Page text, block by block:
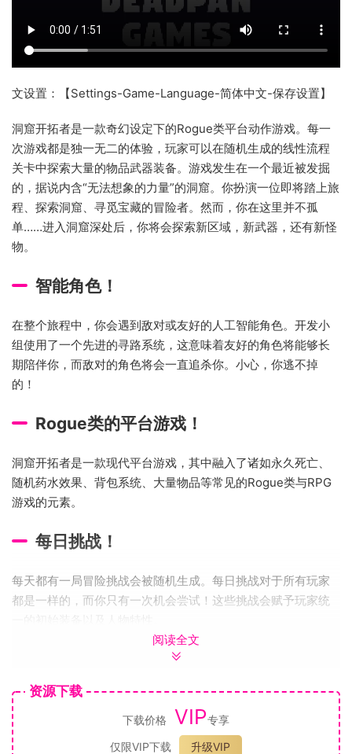
文设置：【Settings-Game-Language-简体中文-保存设置】
洞窟开拓者是一款奇幻设定下的Rogue类平台动作游戏。每一
次游戏都是独一无二的体验，玩家可以在随机生成的线性流程
关卡中探索大量的物品武器装备。游戏发生在一个最近被发掘
的，据说内含“无法想象的力量”的洞窟。你扮演一位即将踏上旅
程、探索洞窟、寻觅宝藏的冒险者。然而，你在这里并不孤
单……进入洞窟深处后，你将会探索新区域，新武器，还有新怪
物。
智能角色！
在整个旅程中，你会遇到敌对或友好的人工智能角色。开发小
组使用了一个先进的寻路系统，这意味着友好的角色将能够长
期陪伴你，而敌对的角色将会一直追杀你。小心，你逃不掉
的！
Rogue类的平台游戏！
洞窟开拓者是一款现代平台游戏，其中融入了诸如永久死亡、
随机药水效果、背包系统、大量物品等常见的Rogue类与RPG
游戏的元素。
每日挑战！
每天都有一局冒险挑战会被随机生成。每日挑战对于所有玩家
都是一样的，而你只有一次机会尝试！这些挑战会赋予玩家统
史诗级的BOSS战！
在每个区域都有一个关底BOSS。每个BOSS都风格迥异，需要
不同的策略才能击败。BOSS通常都是些拥有很长的生命条的巨
大怪物。祝你好运!
阅读全文
资源下载
下载价格 VIP专享
仅限VIP下载
升级VIP